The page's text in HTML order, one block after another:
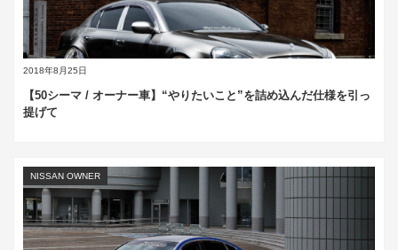
2018年8月25日
【50シーマ / オーナー車】“やりたいこと”を詰め込んだ仕様を引っ
提げて
NISSAN OWNER